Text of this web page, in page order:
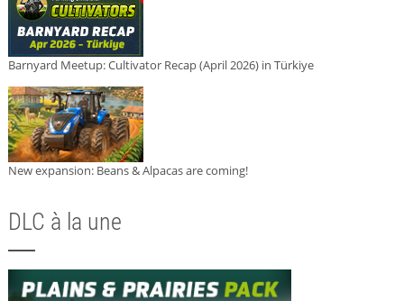
Barnyard Meetup: Cultivator Recap (April 2026) in Türkiye
New expansion: Beans & Alpacas are coming!
DLC à la une